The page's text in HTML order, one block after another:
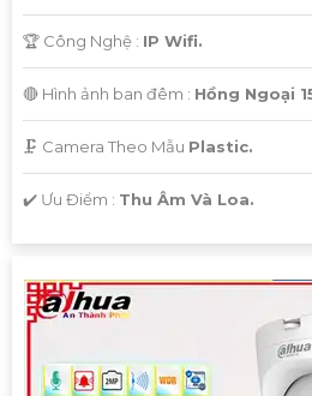
🏆 Công Nghệ : IP Wifi.
🔴 Hình ảnh ban đêm : Hồng Ngoại
🗜️ Camera Theo Mẫu Plastic.
️✔️ Ưu Điểm : Thu Âm Và Loa.